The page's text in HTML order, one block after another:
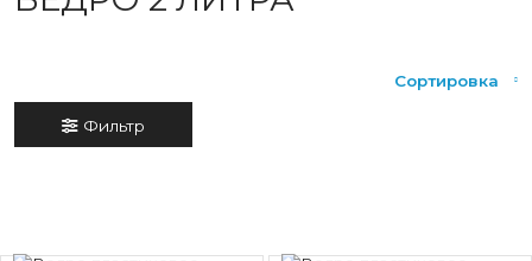
Сортировка
Фильтр